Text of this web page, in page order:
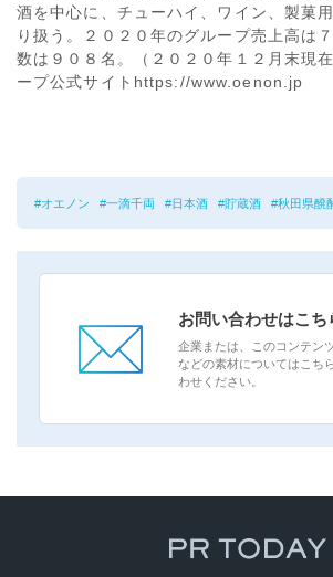
酒を中心に、チューハイ、ワイン、製菓
り扱う。２０２０年のグループ売上高は
数は９０８名。（２０２０年１２月末現
ープ公式サイトhttps://www.oenon.jp
オエノン 一滴千両 日本酒 貯蔵酒 秋田県醗
お問い合わせはこち
企業または、このコンテン
などの素材についてはこち
わせください。